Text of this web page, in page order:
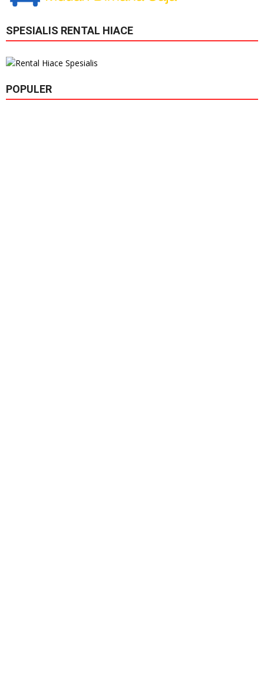
SPESIALIS RENTAL HIACE
POPULER